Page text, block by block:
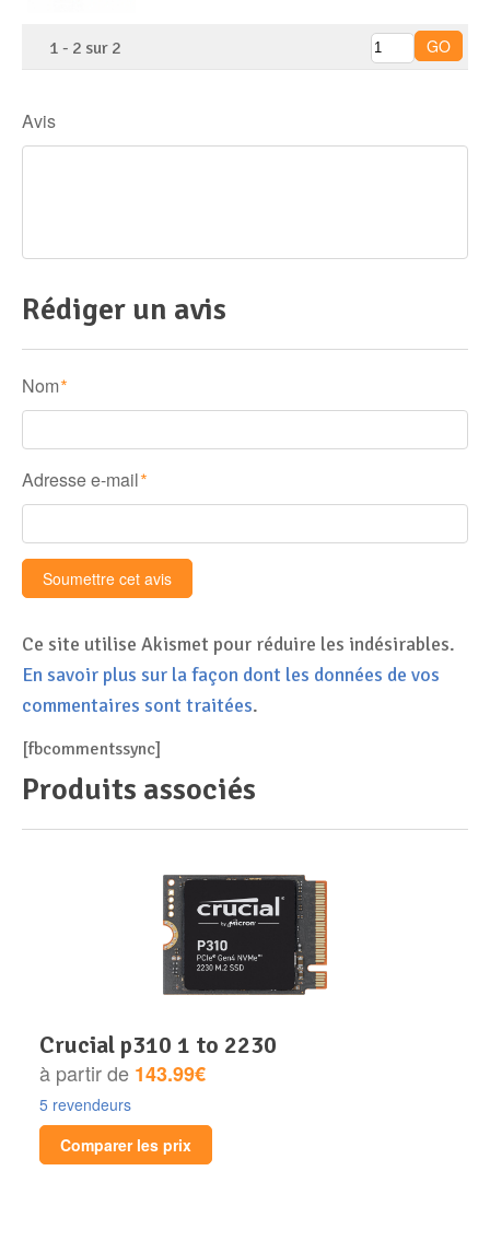
1 - 2 sur 2
Avis
Rédiger un avis
Nom *
Adresse e-mail *
Ce site utilise Akismet pour réduire les indésirables.
En savoir plus sur la façon dont les données de vos
commentaires sont traitées.
[fbcommentssync]
Produits associés
crucial p310 1 to 2230
à partir de 143.99€
5 revendeurs
Comparer les prix